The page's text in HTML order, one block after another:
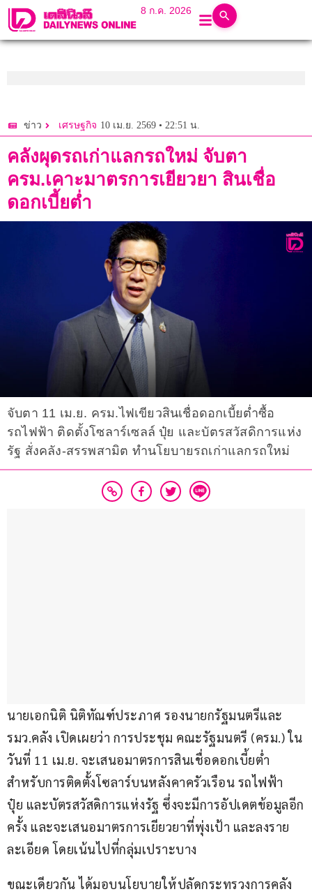
8 ก.ค. 2026
ข่าว เศรษฐกิจ 10 เม.ย. 2569 • 22:51 น.
คลังผุดรถเก่าแลกรถใหม่ จับตา
ครม.เคาะมาตรการเยียวยา สินเชื่อ
ดอกเบี้ยต่ำ
จับตา 11 เม.ย. ครม.ไฟเขียวสินเชื่อดอกเบี้ยต่ำซื้อ
รถไฟฟ้า ติดตั้งโซลาร์เซลล์ ปุ๋ย และบัตรสวัสดิการแห่ง
รัฐ สั่งคลัง-สรรพสามิต ทำนโยบายรถเก่าแลกรถใหม่
นายเอกนิติ นิติทัณฑ์ประภาศ​ รองนายกรัฐมนตรีและ
รมว.คลัง เปิดเผยว่า การประชุม คณะรัฐมนตรี (ครม.) ใน
วันที่ 11 เม.ย. จะเสนอมาตรการสินเชื่อดอกเบี้ยต่ำ
สำหรับการติดตั้งโซลาร์บนหลังคาครัวเรือน รถไฟฟ้า
ปุ๋ย และบัตรสวัสดิการแห่งรัฐ ซึ่งจะมีการอัปเดตข้อมูลอีก
ครั้ง และจะเสนอมาตรการเยียวยาที่พุ่งเป้า และลงราย
ละเอียด โดยเน้นไปที่กลุ่มเปราะบาง
ขณะเดียวกัน ได้มอบนโยบายให้ปลัดกระทรวงการคลัง